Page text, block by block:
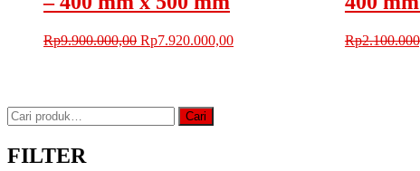
Rp9.900.000,00 Harga
Rp7.920.000,00Harga
Rp
Pencarian
untuk:
Cari
FILTER